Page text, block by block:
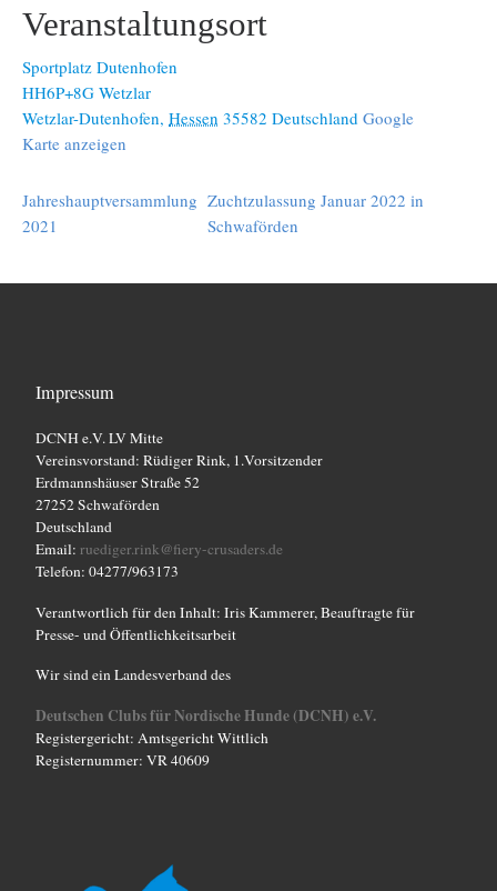
Veranstaltungsort
Sportplatz Dutenhofen
HH6P+8G Wetzlar
Wetzlar-Dutenhofen, Hessen 35582 Deutschland Google
Karte anzeigen
Jahreshauptversammlung
2021
Zuchtzulassung Januar 2022 in
Schwaförden
Impressum
DCNH e.V. LV Mitte
Vereinsvorstand: Rüdiger Rink, 1.Vorsitzender
Erdmannshäuser Straße 52
27252 Schwaförden
Deutschland
Email: ruediger.rink@fiery-crusaders.de
Telefon: 04277/963173
Verantwortlich für den Inhalt: Iris Kammerer, Beauftragte für
Presse- und Öffentlichkeitsarbeit
Wir sind ein Landesverband des
Deutschen Clubs für Nordische Hunde (DCNH) e.V.
Registergericht: Amtsgericht Wittlich
Registernummer: VR 40609